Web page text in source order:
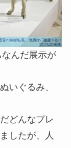
んだ展示が
いぐるみ、
どんなプレ
したが、人